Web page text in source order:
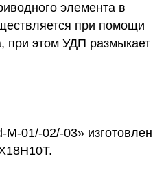
элемента в
при помощи
при этом УДП размыкает
М-01/-02/-03» изготовлен